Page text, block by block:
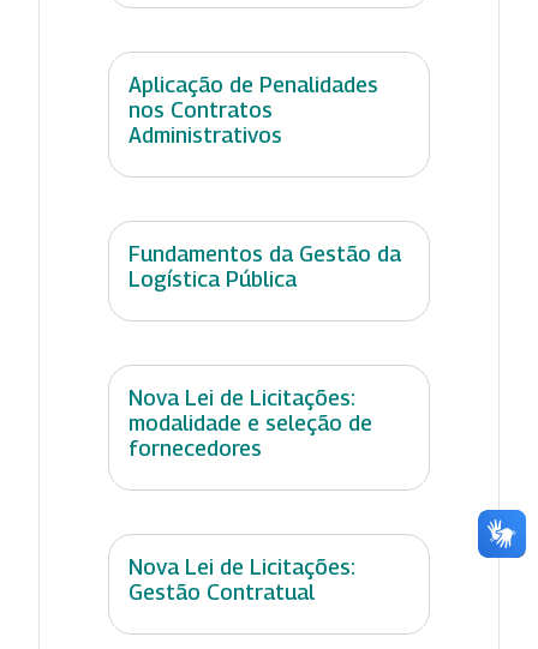
Aplicação de Penalidades
nos Contratos
Administrativos
Fundamentos da Gestão da
Logística Pública
Nova Lei de Licitações:
modalidade e seleção de
fornecedores
Nova Lei de Licitações:
Gestão Contratual